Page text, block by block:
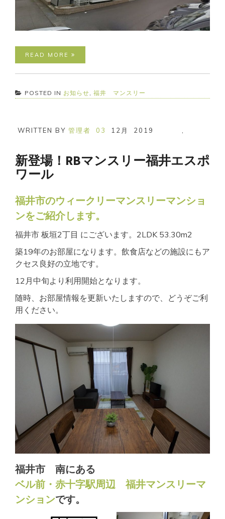
READ MORE
POSTED IN お知らせ 福井 マンスリー
WRITTEN BY 管理者 03 12月 2019
新登場！RBマンスリー福井エスポ
ワール
福井市のウィークリーマンスリーマンショ
ンをご紹介します。
福井市 板垣2丁目 にございます。2LDK 53.30m2
築19年のお部屋になります。飲食店などの施設にもア
クセス良好の立地です。
12月中旬より利用開始となります。
随時、お部屋情報を更新いたしますので、どうぞご利
用ください。
福井市 南にある
ベル前・赤十字駅周辺 福井マンスリーマ
ンションです。